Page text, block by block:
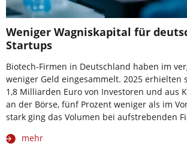
Weniger Wagniskapital für
Startups
Biotech-Firmen in Deutschland haben im
weniger Geld eingesammelt. 2025 erhielten
1,8 Milliarden Euro von Investoren und aus
an der Börse, fünf Prozent weniger als im
stark ging das Volumen bei aufstrebenden
mehr